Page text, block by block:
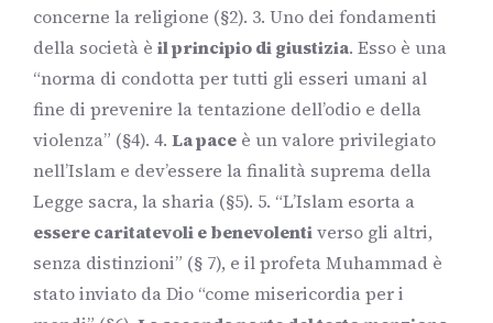
concerne la religione (§2). 3. Uno dei fondamenti
della società è il principio di giustizia. Esso è una
“norma di condotta per tutti gli esseri umani al
fine di prevenire la tentazione dell’odio e della
violenza” (§4). 4. La pace è un valore privilegiato
nell’Islam e dev’essere la finalità suprema della
Legge sacra, la sharia (§5). 5. “L’Islam esorta a
essere caritatevoli e benevolentiverso gli altri,
senza distinzioni” (§ 7), e il profeta Muhammad è
stato inviato da Dio “come misericordia per i